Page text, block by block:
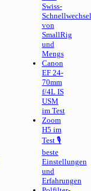
Swiss-
von
SmallRig
und
Mengs
Canon
EF 24-
70mm
f/4L IS
USM
im Test
Zoom
H5 im
Test 🎙
beste
Einstellungen
und
Erfahrungen